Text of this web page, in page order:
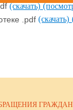
(скачать)
.pdf (скачать)
ГРАЖДАН